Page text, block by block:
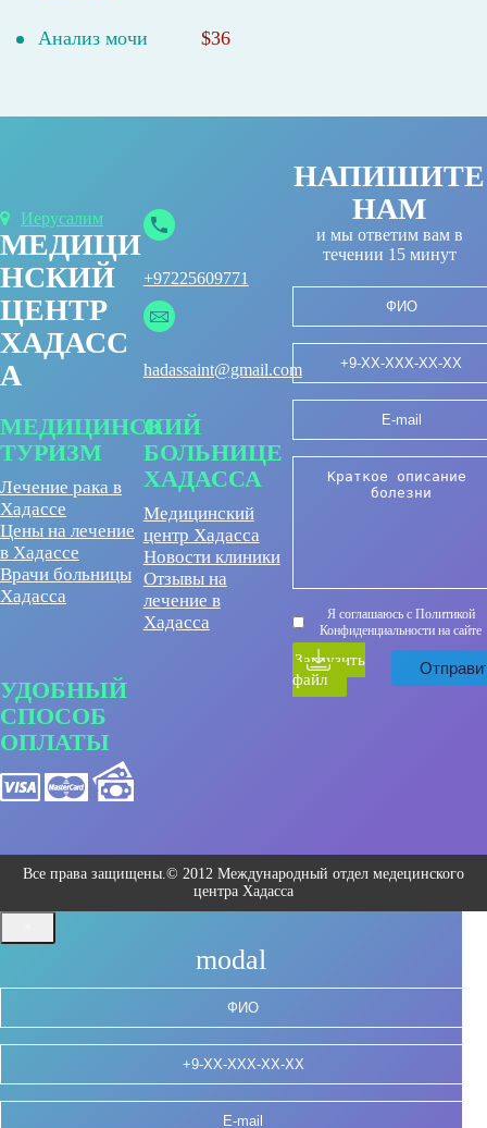
Анализ мочи $36
Иерусалим
МЕДИЦИ
НСКИЙ
ЦЕНТР
ХАДАСС
А
+97225609771
hadassaint@gmail.com
МЕДИЦИНСКИЙ
ТУРИЗМ
Лечение рака в
Хадассе
Цены на лечение
в Хадассе
Врачи больницы
Хадасса
О
БОЛЬНИЦЕ
ХАДАССА
Медицинский
центр Хадасса
Новости клиники
Отзывы на
лечение в
Хадасса
УДОБНЫЙ
СПОСОБ
ОПЛАТЫ
НАПИШИТЕ
НАМ
и мы ответим вам в
течении 15 минут
Я соглашаюсь с Политикой
Конфиденциальности на сайте
Загрузить
файл
Все права защищены.© 2012 Международный отдел медецинского
центра Хадасса
modal